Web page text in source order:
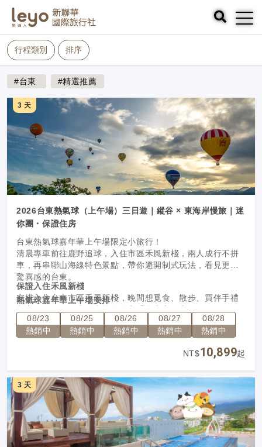
行程類別 排序
#台東 #精選推薦
3 天
2026台東熱氣球（上午場）三日遊｜縱谷 × 東海岸慢旅｜迷
你團・保證住房
台東熱氣球嘉年華上午場限定小旅行！
清晨專車前往鹿野追球，入住市區禾風新棧，兩人成行不拼
車，再串聯山海線特色景點，帶你避開制式玩法，看見更有
驚喜感的台東。
熱氣球嘉年華上午場安排
配合2026熱氣球嘉年華上午場時段規劃，清晨專車出發前往
會場，不用自己研究交通與集合時間，輕鬆把握熱氣球升空
的精彩時刻。
保證入住禾風新棧
安排入住台東市區禾風新棧，晚間想覓食、散步、買伴手禮
兩人成行・專車出發
行程安排格上租車五人座或九人座車型，搭配專人代駕服
務，省去自行開車、找路與停車的麻煩。從清晨前往熱氣球
嘉年華，到白天串聯台東山海線特色景點，都能用更輕鬆自
在的方式移動，適合情侶好友、小家庭或三五好友一起出
遊。
走進旅人少知道的台東
不只看熱氣球，也帶你深入山海線上更有故事的地方。從海
08/23
熱銷中
08/25
熱銷中
08/26
熱銷中
08/27
熱銷中
08/28
熱銷中
NT$10,899起
3 天